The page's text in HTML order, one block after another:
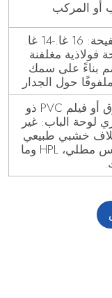
أو المركب
إطار فولاذي: سمك الصفيحة: 16 غا.-14 غا.
صفيحة فولاذية مغلفنة
الإطار: 115-500 مم بناءً على سمك
حول الجدار
إطار الباب: طلاء مسحوق أو فيلم PVC ذو
الباب: غير
غلاف خشبي طبيعي
مع طلاء PU، خشب مهندس مطلي، HPL وما